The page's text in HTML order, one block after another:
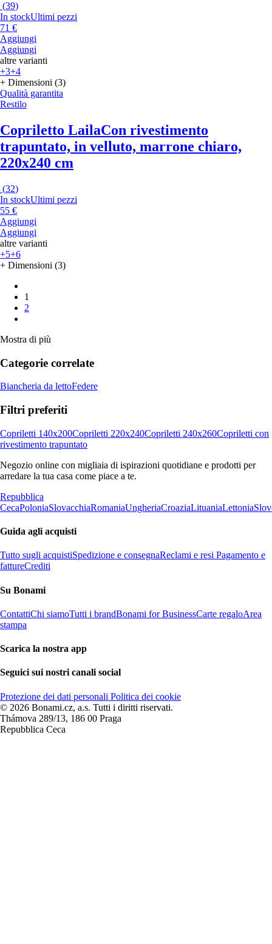
(39)
In stockUltimi pezzi
71 €
Aggiungi
Aggiungi
altre varianti
+3+4
+ Dimensioni (3)
Qualità garantita
Restilo
Copriletto LailaCon rivestimento
trapuntato, in velluto, marrone chiaro,
220x240 cm
(32)
In stockUltimi pezzi
55 €
Aggiungi
Aggiungi
altre varianti
+5+6
+ Dimensioni (3)
1
2
Mostra di più
Categorie correlate
Biancheria da lettoFedere
Filtri preferiti
Copriletti 140x200Copriletti 220x240Copriletti 240x260Copriletti con
rivestimento trapuntato
Negozio online con migliaia di ispirazioni quotidiane e prodotti per
arredare la tua casa come piace a te.
Repubblica
CecaPoloniaSlovacchiaRomaniaUngheriaCroaziaLituaniaLettonia
Guida agli acquisti
Tutto sugli acquistiSpedizione e consegnaReclami e resi Pagamento e
fattureCrediti
Su Bonami
ContattiChi siamoTutti i brandBonami for BusinessCarte regaloArea
stampa
Scarica la nostra app
Seguici sui nostri canali social
Protezione dei dati personali Politica dei cookie
© 2026 Bonami.cz, a.s. Tutti i diritti riservati.
Thámova 289/13, 186 00 Praga
Repubblica Ceca